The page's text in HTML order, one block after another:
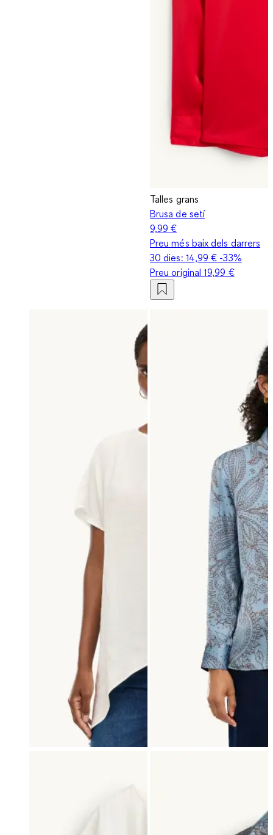
Talles grans
Brusa de setí
9,99 €
Preu més baix dels darrers
30 dies: 14,99 € -33%
Preu original19,99 €